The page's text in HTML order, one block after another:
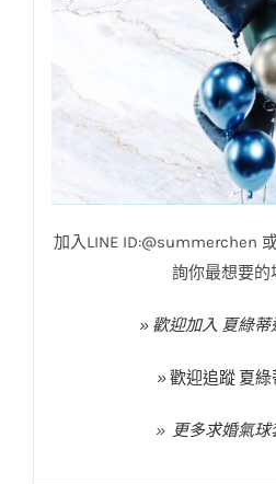
加入LINE ID:@summerchen
詢你最想要的
» 歡迎加入 夏綠
»歡迎追蹤 夏綠
» 更多求婚氣球